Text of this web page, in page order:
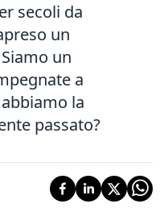
secoli da
un
un
a
la
passato?